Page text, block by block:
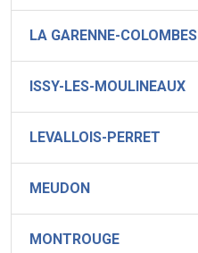
LA GARENNE-COLOMBES
ISSY-LES-MOULINEAUX
LEVALLOIS-PERRET
MEUDON
MONTROUGE